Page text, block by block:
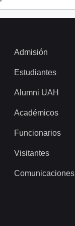
Admisión
Estudiantes
Alumni UAH
Académicos
Funcionarios
Visitantes
Comunicaciones